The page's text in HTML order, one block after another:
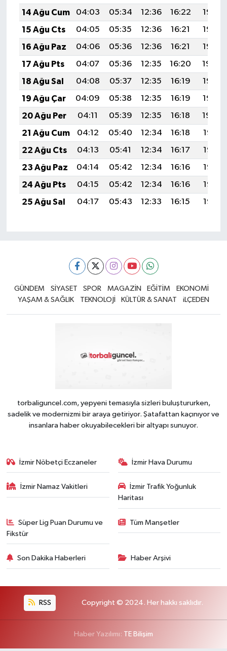
14 Ağu Cum
04:03 05:34 12:36 16:22
19:28
15 Ağu Cts
04:05 05:35 12:36 16:21
19:27
16 Ağu Paz
04:06 05:36 12:36 16:21
19:26
17 Ağu Pts
04:07 05:36 12:35 16:20
19:24
18 Ağu Sal
04:08 05:37 12:35 16:19
19:23
19 Ağu Çar
04:09 05:38 12:35 16:19
19:22
20 Ağu Per
04:11 05:39 12:35 16:18
19:20
21 Ağu Cum
04:12 05:40 12:34 16:18
19:19
22 Ağu Cts
04:13 05:41 12:34 16:17
19:18
23 Ağu Paz
04:14 05:42 12:34 16:16
19:16
24 Ağu Pts
04:15 05:42 12:34 16:16
19:15
25 Ağu Sal
04:17 05:43 12:33 16:15 19:14
GÜNDEM SİYASET SPOR MAGAZİN EĞİTİM
EKONOMİ
YAŞAM & SAĞLIK
TEKNOLOJİ KÜLTÜR & SANAT iLÇEDEN
torbaliguncel.com, yepyeni temasıyla sizleri buluştururken,
sadelik ve modernizmi bir araya getiriyor. Şatafattan kaçınıyor ve
insanlara haber okuyabilecekleri bir altyapı sunuyor.
İzmir Nöbetçi Eczaneler İzmir Hava Durumu
İzmir Namaz Vakitleri
İzmir Trafik Yoğunluk
Haritası
Süper Lig Puan Durumu ve
Fikstür
Tüm Manşetler
Son Dakika Haberleri Haber Arşivi
RSS Copyright © 2024. Her hakkı saklıdır.
Haber Yazılımı: TE Bilişim